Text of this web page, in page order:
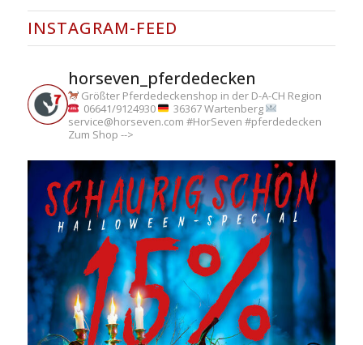
INSTAGRAM-FEED
horseven_pferdedecken
Größter Pferdedeckenshop in der D-A-CH Region
06641/9124930
36367 Wartenberg
service@horseven.com #HorSeven #pferdedecken
Zum Shop -->